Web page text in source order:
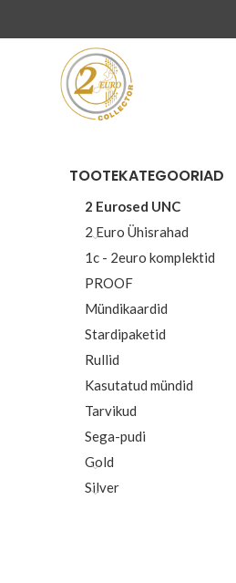
TOOTEKATEGOORIAD
2 Eurosed UNC
2 Euro Ühisrahad
1c - 2euro komplektid
PROOF
Mündikaardid
Stardipaketid
Rullid
Kasutatud mündid
Tarvikud
Sega-pudi
Gold
Silver